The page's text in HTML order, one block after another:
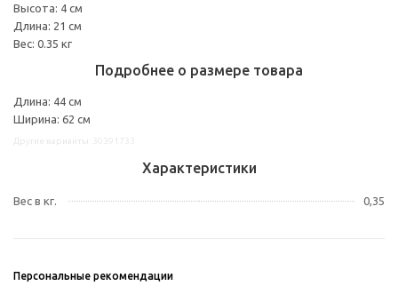
Высота: 4 см
Длина: 21 см
Вес: 0.35 кг
Подробнее о размере товара
Длина: 44 см
Ширина: 62 см
Характеристики
Вес в кг. 0,35
Персональные рекомендации